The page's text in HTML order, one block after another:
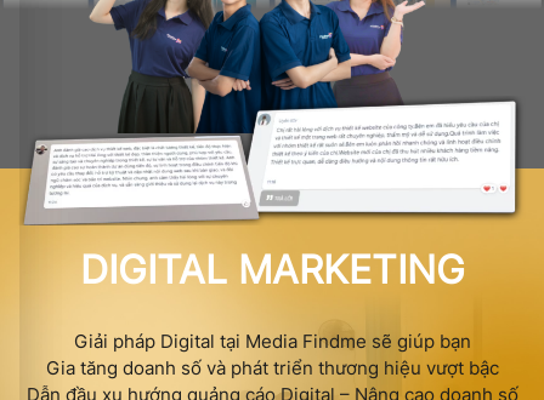
DIGITAL MARKETING
Giải pháp Digital tại Media Findme sẽ giúp bạn
Gia tăng doanh số và phát triển thương hiệu vượt bậc
Dẫn đầu xu hướng quảng cáo Digital – Nâng cao doanh số